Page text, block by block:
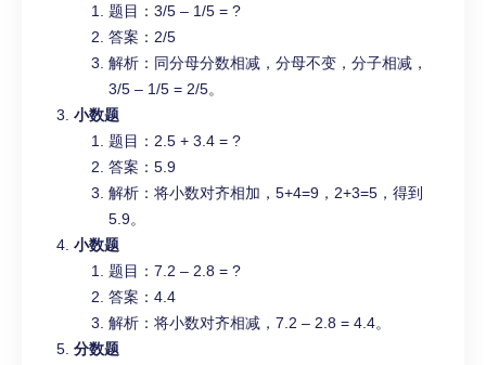
题目：3/5 – 1/5 = ?
答案：2/5
解析：同分母分数相减，分母不变，分子相减，
3/5 – 1/5 = 2/5。
小数题
题目：2.5 + 3.4 = ?
答案：5.9
解析：将小数对齐相加，5+4=9，2+3=5，得到
5.9。
小数题
题目：7.2 – 2.8 = ?
答案：4.4
解析：将小数对齐相减，7.2 – 2.8 = 4.4。
分数题